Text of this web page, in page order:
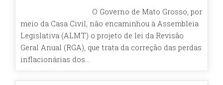
O Governo de Mato Grosso, por
meio da Casa Civil, não encaminhou à Assembleia
Legislativa (ALMT) o projeto de lei da Revisão
Geral Anual (RGA), que trata da correção das perdas
inflacionárias dos...